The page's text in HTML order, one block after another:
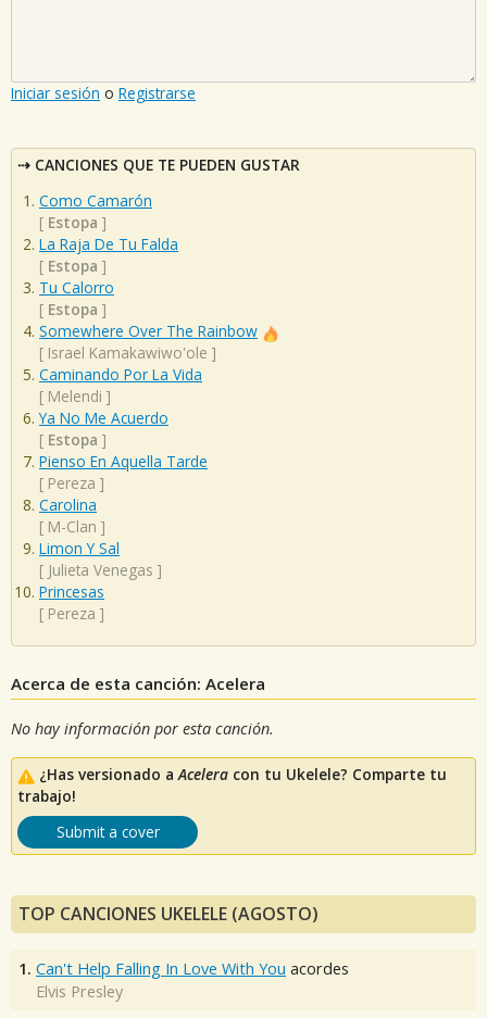
Iniciar sesión o Registrarse
CANCIONES QUE TE PUEDEN GUSTAR
Como Camarón
[ Estopa ]
La Raja De Tu Falda
[ Estopa ]
Tu Calorro
[ Estopa ]
Somewhere Over The Rainbow
[ Israel Kamakawiwo'ole ]
Caminando Por La Vida
[ Melendi ]
Ya No Me Acuerdo
[ Estopa ]
Pienso En Aquella Tarde
[ Pereza ]
Carolina
[ M-Clan ]
Limon Y Sal
[ Julieta Venegas ]
Princesas
[ Pereza ]
Acerca de esta canción: Acelera
No hay información por esta canción.
¿Has versionado aAcelera con tu Ukelele? Comparte tu
trabajo!
Submit a cover
TOP CANCIONES UKELELE (AGOSTO)
1. Can't Help Falling In Love With You acordes
Elvis Presley